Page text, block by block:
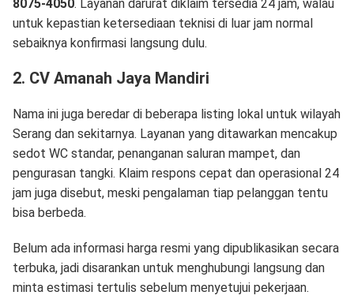
8075-4050. Layanan darurat diklaim tersedia 24 jam, walau
untuk kepastian ketersediaan teknisi di luar jam normal
sebaiknya konfirmasi langsung dulu.
2. CV Amanah Jaya Mandiri
Nama ini juga beredar di beberapa listing lokal untuk wilayah
Serang dan sekitarnya. Layanan yang ditawarkan mencakup
sedot WC standar, penanganan saluran mampet, dan
pengurasan tangki. Klaim respons cepat dan operasional 24
jam juga disebut, meski pengalaman tiap pelanggan tentu
bisa berbeda.
Belum ada informasi harga resmi yang dipublikasikan secara
terbuka, jadi disarankan untuk menghubungi langsung dan
minta estimasi tertulis sebelum menyetujui pekerjaan.